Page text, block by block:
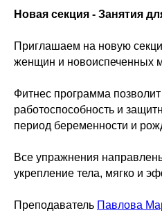
Новая секция - Занятия
Приглашаем на новую
женщин и новоиспеченных
Фитнес программа
работоспособность и
период беременности и
Все упражнения
укрепление тела, мягко и
Преподаватель Павлова